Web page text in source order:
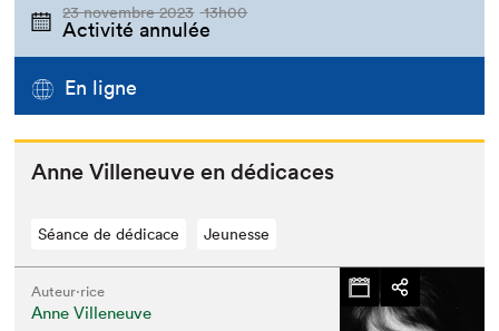
23 novembre 2023 13h00
Activité annulée
En ligne
Anne Vil­leneuve en dédicaces
Séance de dédicace Jeunesse
Auteur·rice
Anne Villeneuve